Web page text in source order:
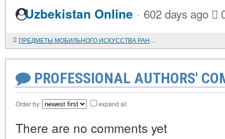
Uzbekistan Online · 602 days ago
ПРЕДМЕТЫ МОБИЛЬНОГО ИСКУССТВА РАННЕГО И СРЕДНЕГО БРОНЗОВОГО ВЕКА ЛЕСОСТЕПНОГО ОБЬ-ИРТЫШЬЯ
PROFESSIONAL AUTHORS'
Order by: expand all
There are no comments yet